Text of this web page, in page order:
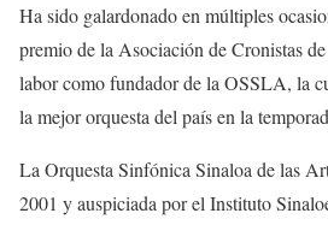
Ha sido galardonado en múltiples
premio de la Asociación de Cronistas
labor como fundador de la OSSLA, la
la mejor orquesta del país en la
La Orquesta Sinfónica Sinaloa de las
2001 y auspiciada por el Instituto